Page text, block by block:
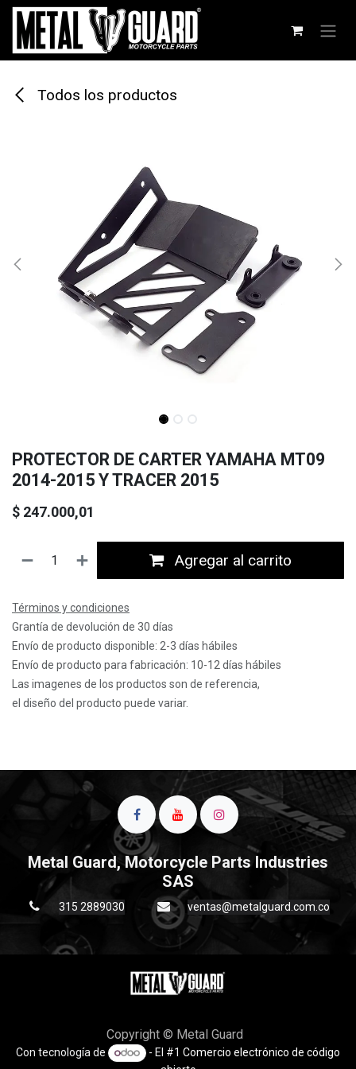
Ir al contenido
Todos los productos
PROTECTOR DE CARTER YAMAHA MT09
2014-2015 Y TRACER 2015
$ 247.000,01
Agregar al carrito
Términos y condiciones
Grantía de devolución de 30 días
Envío de producto disponible: 2-3 días hábiles
Envío de producto para fabricación: 10-12 días hábiles
Las imagenes de los productos son de referencia,
el diseño del producto puede variar.
Metal Guard, Motorcycle Parts Industries
SAS
315 2889030 ventas@metalguard.com.co
Copyright © Metal Guard
Con tecnología de - El #1Comercio electrónico de código